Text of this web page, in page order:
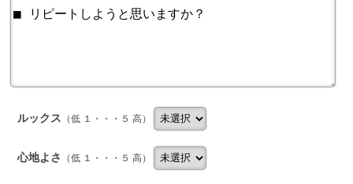
ルックス （低 １・・・５ 高）
心地よさ （低 １・・・５ 高）